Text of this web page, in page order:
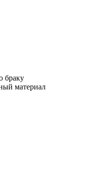
браку
материал